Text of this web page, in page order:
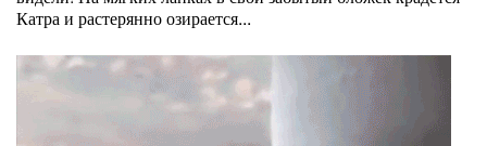
Катра и растерянно озирается...